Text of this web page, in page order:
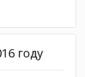
году